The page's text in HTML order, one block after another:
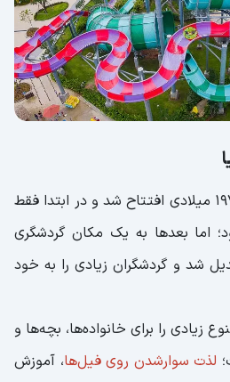
روستای فیل‌ها در سال 1973 میلادی افتتاح شد و در ابتدا فقط
اما بعدها به یک مکان گردشگری
شد و گردشگران زیادی را به خود
زیادی را برای خانواده‌ها، بچه‌ها و
لذت سوارشدن روی فیل‌ها، آموزش